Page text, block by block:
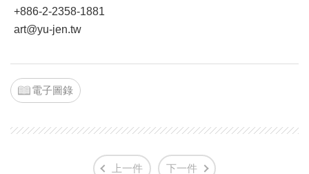
+886-2-2358-1881
art@yu-jen.tw
電子圖錄
上一件 下一件